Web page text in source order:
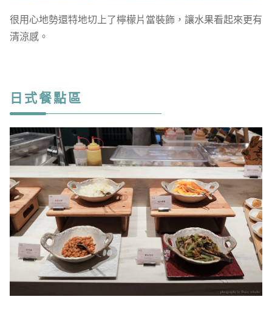
很用心地勢還特地切上了檸檬片當裝飾，讓水果看起來更有
清涼感。
日式餐點區